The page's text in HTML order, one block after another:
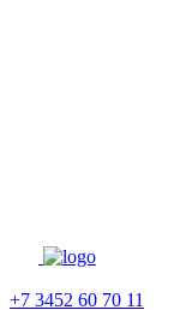
+7 3452 60 70 11